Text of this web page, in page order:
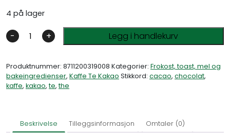
4 på lager
- + Legg i handlekurv
Produktnummer: 8711200319008 Kategorier: Frokost, toast, mel og
bakeingredienser, Kaffe Te Kakao Stikkord: cacao, chocolat,
kaffe, kakao,te,the
Beskrivelse Tilleggsinformasjon Omtaler (0)